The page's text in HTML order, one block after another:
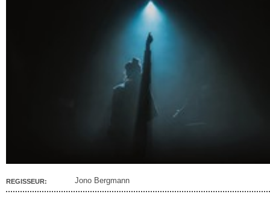
REGISSEUR: Jono Bergmann